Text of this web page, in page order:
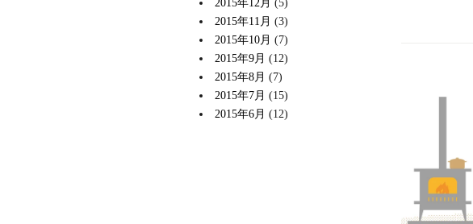
2015年12月 (5)
2015年11月 (3)
2015年10月 (7)
2015年9月 (12)
2015年8月 (7)
2015年7月 (15)
2015年6月 (12)